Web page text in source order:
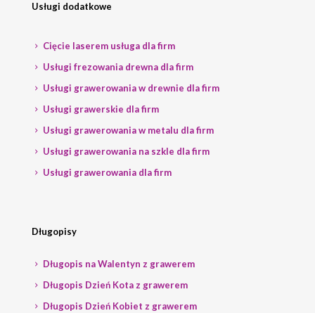
Usługi dodatkowe
Cięcie laserem usługa dla firm
Usługi frezowania drewna dla firm
Usługi grawerowania w drewnie dla firm
Usługi grawerskie dla firm
Usługi grawerowania w metalu dla firm
Usługi grawerowania na szkle dla firm
Usługi grawerowania dla firm
Długopisy
Długopis na Walentyn z grawerem
Długopis Dzień Kota z grawerem
Długopis Dzień Kobiet z grawerem